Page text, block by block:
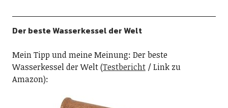
Der beste Wasserkessel der Welt
Mein Tipp und meine Meinung: Der beste
Wasserkessel der Welt (Testbericht/ Link zu
Amazon):